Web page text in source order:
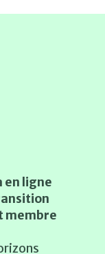
en ligne
membre